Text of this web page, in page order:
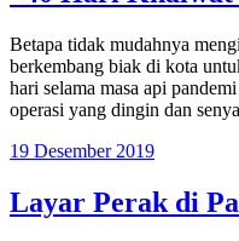
Betapa tidak mudahnya
berkembang biak di kota
hari selama masa api
operasi yang dingin dan
19 Desember 2019
Layar Perak di